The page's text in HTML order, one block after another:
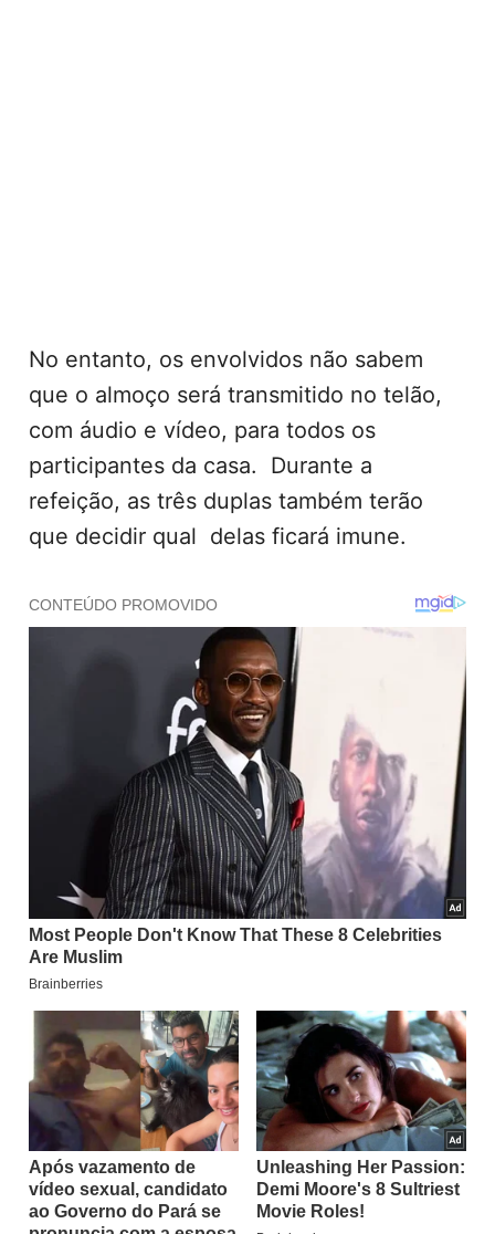
No entanto, os envolvidos não sabem
que o almoço será transmitido no telão,
com áudio e vídeo, para todos os
participantes da casa. Durante a
refeição, as três duplas também terão
que decidir qual delas ficará imune.